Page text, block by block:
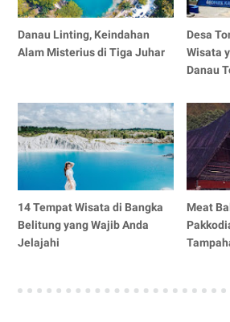
Danau Linting, Keindahan
Alam Misterius di Tiga Juhar
Desa
Wisata
Danau
14 Tempat Wisata di Bangka
Belitung yang Wajib Anda
Jelajahi
Meat